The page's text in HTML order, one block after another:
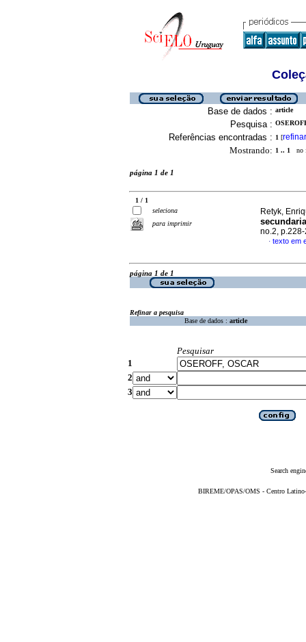
Base de dados : article
Pesquisa :
Referências encontradas : 1 [refinar
Mostrando: 1 .. 1 no
página 1 de 1
1 / 1
seleciona
para imprimir
Retyk,
no.2,
· texto em
página 1 de 1
Refinar a pesquisa
Base de dados : article
Pesquisar
1
2
3
Search
BIREME/OPAS/OMS - Centro Latino-